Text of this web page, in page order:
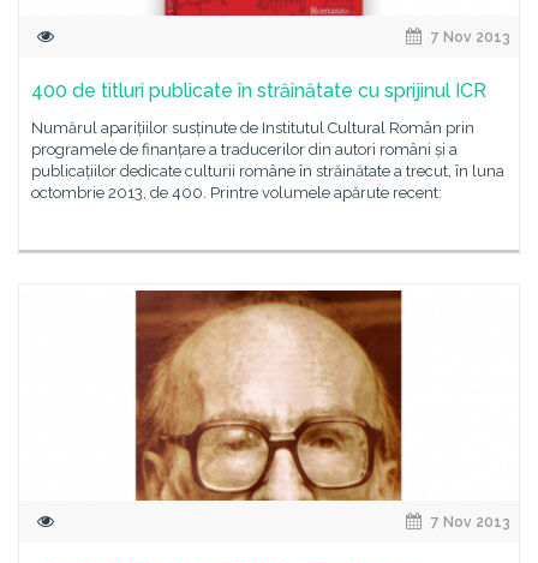
7 Nov 2013
400 de titluri publicate în străinătate cu sprijinul ICR
Numărul aparițiilor susținute de Institutul Cultural Român prin
programele de finanțare a traducerilor din autori români și a
publicațiilor dedicate culturii române în străinătate a trecut, în luna
octombrie 2013, de 400. Printre volumele apărute recent:
7 Nov 2013